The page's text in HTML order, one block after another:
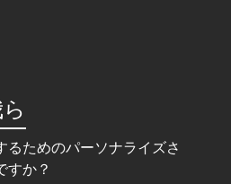
るためのパーソナライズさ
すか？